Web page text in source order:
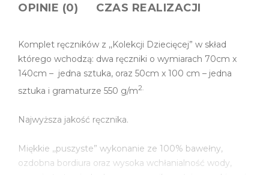
OPINIE (0)
CZAS REALIZACJI
Komplet ręczników z ,,Kolekcji Dziecięcej” w skład
którego wchodzą: dwa ręczniki o wymiarach 70cm x
140cm – jedna sztuka, oraz 50cm x 100 cm – jedna
sztuka i gramaturze 550 g/m2.
Najwyższa jakość ręcznika.
Miękkie ,,puszyste” wykonanie ze 100% bawełny,
ozdobna bordiura oraz wysoka wchłanialność wody,